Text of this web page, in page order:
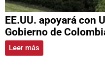
EE.UU. apoyará con
Gobierno de
Leer más